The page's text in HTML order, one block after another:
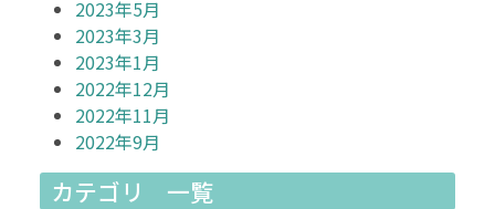
2023年5月
2023年3月
2023年1月
2022年12月
2022年11月
2022年9月
カテゴリ 一覧